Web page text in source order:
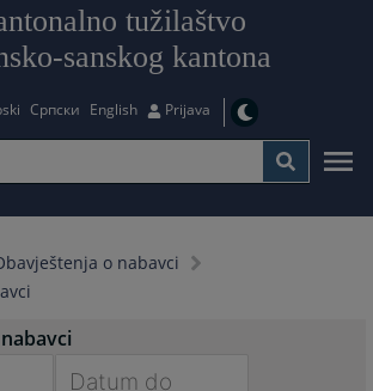
tužilaštvo
sanskog kantona
Српски English Prijava
o nabavci